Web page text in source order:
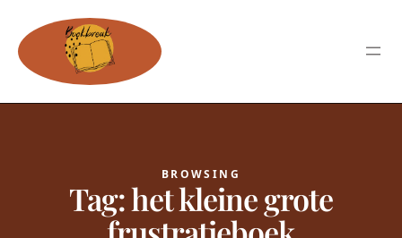
BROWSING
Tag:het kleine grote